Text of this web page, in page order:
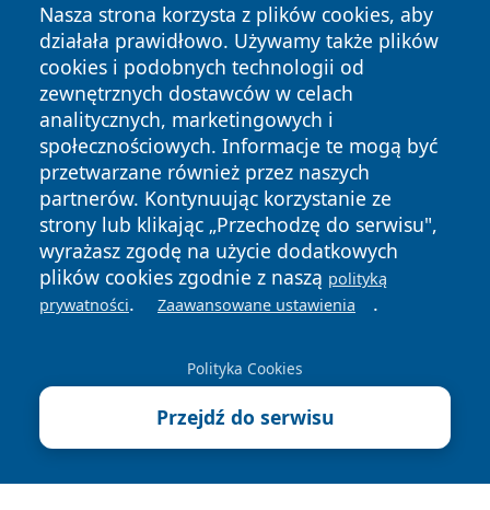
Nasza strona korzysta z plików cookies, aby
działała prawidłowo. Używamy także plików
cookies i podobnych technologii od
zewnętrznych dostawców w celach
analitycznych, marketingowych i
społecznościowych. Informacje te mogą być
przetwarzane również przez naszych
partnerów. Kontynuując korzystanie ze
strony lub klikając „Przechodzę do serwisu",
wyrażasz zgodę na użycie dodatkowych
plików cookies zgodnie z naszą polityką
prywatności. Zaawansowane ustawienia .
Polityka Cookies
Przejdź do serwisu
Copyright © 2026 wiadomosciolsztyn.pl Wszystkie prawa
zastrzeżone.
News Autorzy
Polityka
Prywatności
Polityka
Cookies